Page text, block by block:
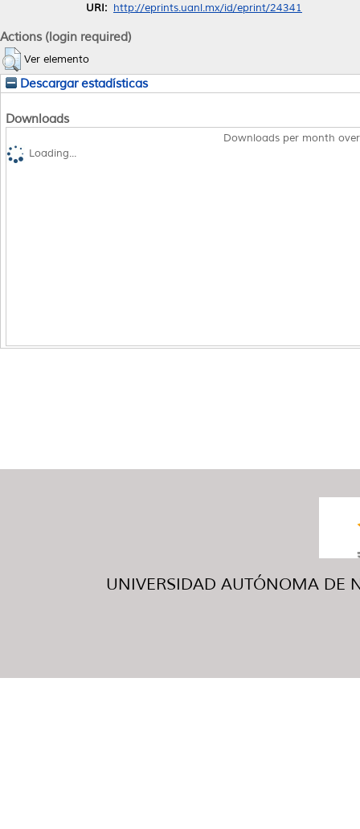
URI: http://eprints.uanl.mx/id/eprint/24341
Actions (login required)
Ver elemento
Descargar estadísticas
Downloads
Downloads per month
Loading...
UNIVERSIDAD AUTÓNOMA DE